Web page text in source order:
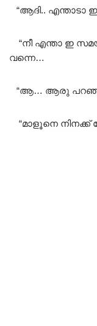
“ആദി..
“നീ എന്താ ഇ
വന്നെ…
“ആ… ആരു
“മാളൂനെ